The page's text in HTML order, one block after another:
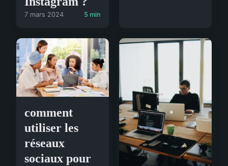
7 mars 2024 5 min
comment
utiliser les
réseaux
sociaux pour